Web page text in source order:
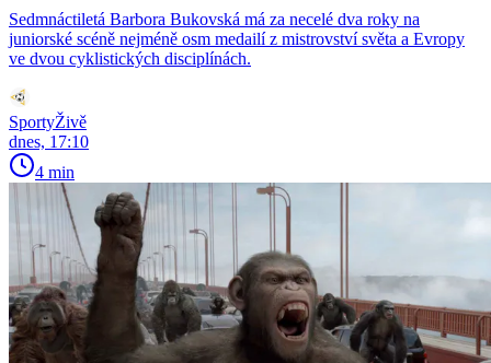
Sedmnáctiletá Barbora Bukovská má za necelé dva roky na
juniorské scéně nejméně osm medailí z mistrovství světa a Evropy
ve dvou cyklistických disciplínách.
SportyŽivě
dnes, 17:10
4 min